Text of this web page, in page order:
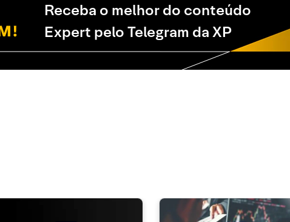
Receba o melhor do conteúdo
Expert pelo Telegram da XP